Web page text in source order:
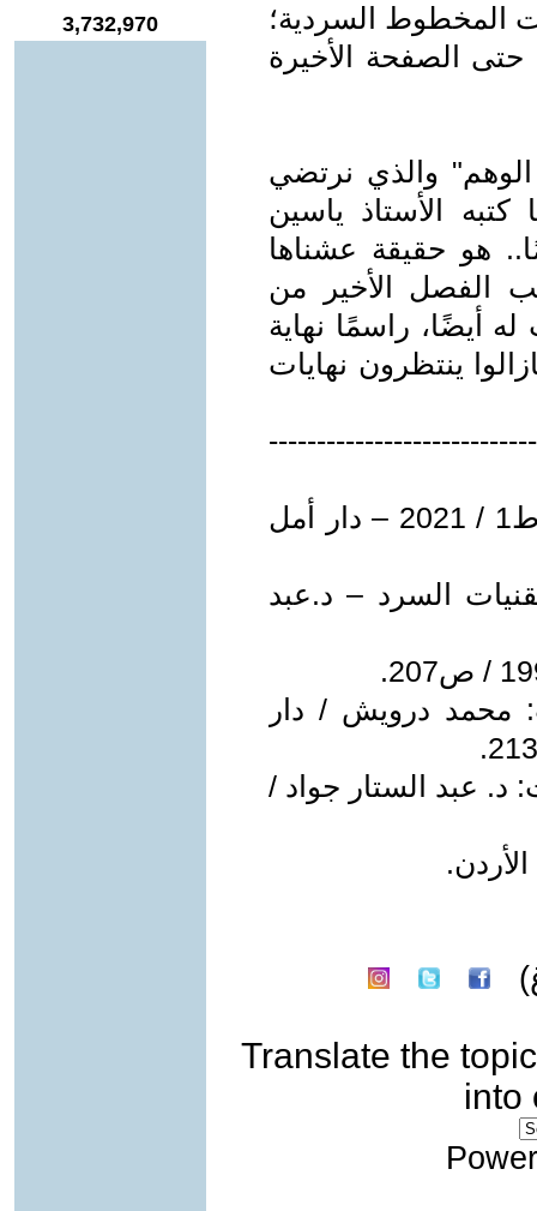
المخطوط السردية؛
الصفحة الأخيرة
الوهم" والذي نرتضي
فإن ما كتبه الأستاذ ياسين
هو حقيقة عشناها
الفصل الأخير من
أيضًا، راسمًا نهاية
ينتظرون نهايات
(1): الجبان / رواية – ياسين شامل / ط1 / 2021 – دار أمل
السرد – د.عبد
محمد درويش / دار
د. عبد الستار جواد /
Translate the topic
into
3,732,970